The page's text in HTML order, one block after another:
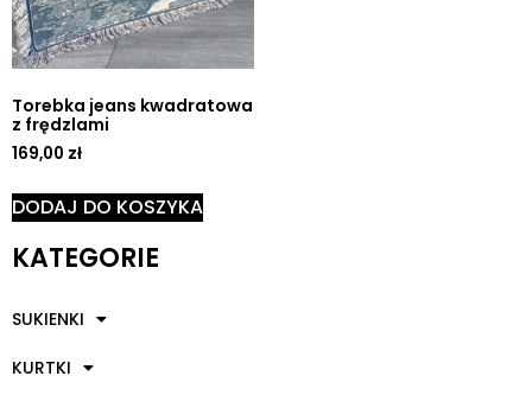
KATEGORIE
SUKIENKI
KURTKI
Torebka jeans kwadratowa
z frędzlami
169,00 zł
DODAJ DO KOSZYKA